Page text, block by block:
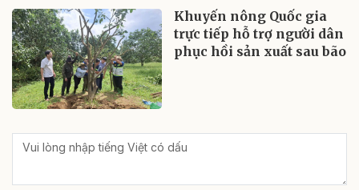
Khuyến nông Quốc gia
trực tiếp hỗ trợ người dân
phục hồi sản xuất sau bão